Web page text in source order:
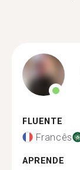
FLUENTE
Francês
APRENDE